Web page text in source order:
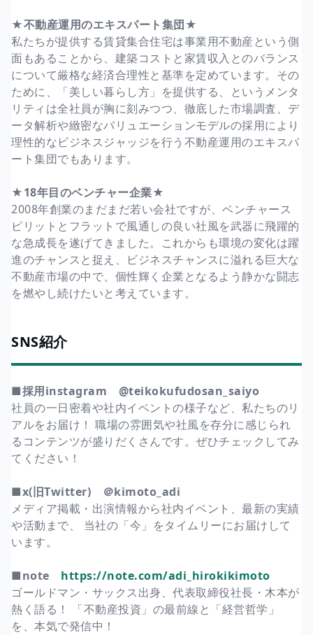
★不動産運用のエキスパート集団★
私たちが提供する賃貸集合住宅は事業用不動産という側
面もあることから、建築コストと家賃収入とのバランス
について厳格な経済合理性と基準を定めています。その
ために、「美しい暮らし方」を提供する、というメンタ
リティは全社員が胸に刻みつつ、徹底した市場調査、デ
ータ解析や緻密なバリュエーションモデルの採用により
理性的なビジネスジャッジを行う不動産運用のエキスパ
ート集団でもあります。
★18年目のベンチャー企業★
2008年創業のまだまだ若い会社ですが、ベンチャース
ピリットとフラットで風通しの良い社風を武器に飛躍的
な急成長を遂げてきました。これからも環境の変化は躍
進のチャンスと捉え、ビジネスチャンスに溢れる巨大な
不動産市場の中で、個性輝く企業となるよう静かな闘志
を燃やし続けたいと考えています。
SNS紹介
■採用instagram @teikokufudosan_saiyo
社員の一日密着や社内イベントの様子など、私たちのリ
アルをお届け！ 職場の雰囲気や社風を存分に感じられ
るコンテンツが盛りだくさんです。ぜひチェックしてみ
てください！
■x(旧Twitter) ＠kimoto_adi
メディア掲載・出演情報から社内イベント、最新の実績
や活動まで、 当社の「今」をタイムリーにお届けして
います。
■note https://note.com/adi_hirokikimoto
ゴールドマン・サックス出身、代表取締役社長・木本が
熱く語る！ 「不動産投資」の最前線と「経営哲学」
を、本気で発信中！